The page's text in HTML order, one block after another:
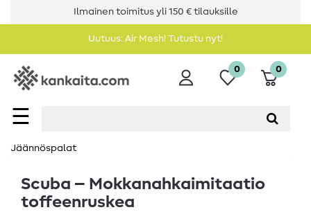
Ilmainen toimitus yli 150 € tilauksille
Uutuus: Air Mesh! Tutustu nyt!
☰
0 0
Jäännöspalat
Scuba – Mokkanahkaimitaatio
toffeenruskea